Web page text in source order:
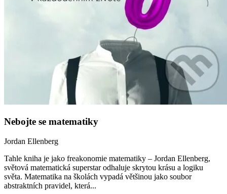
Nebojte se matematiky
Jordan Ellenberg
Tahle kniha je jako freakonomie matematiky – Jordan Ellenberg,
světová matematická superstar odhaluje skrytou krásu a logiku
světa. Matematika na školách vypadá většinou jako soubor
abstraktních pravidel, která...